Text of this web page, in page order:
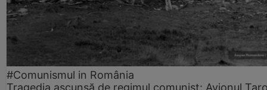
#Comunismul in România
Tragedia ascunsă de regimul comunist: Avionul